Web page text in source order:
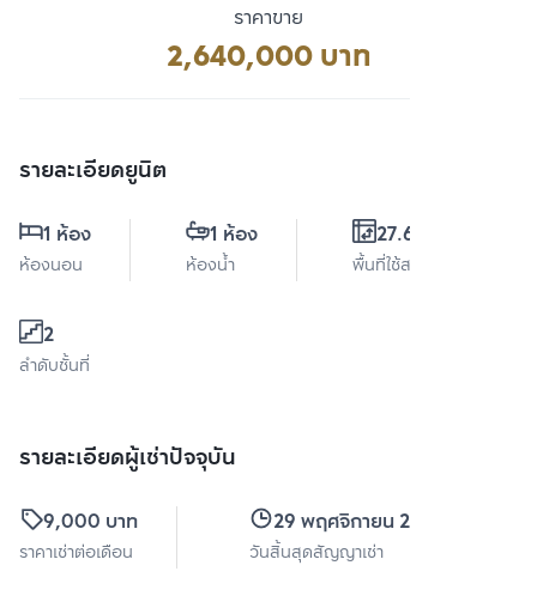
ราคาขาย
2,640,000 บาท
รายละเอียดยูนิต
1 ห้อง
ห้องนอน
1 ห้อง
ห้องน้ำ
27.63 ตร.ม.
พื้นที่ใช้สอย
2
ลำดับชั้นที่
รายละเอียดผู้เช่าปัจจุบัน
9,000 บาท
ราคาเช่าต่อเดือน
29 พฤศจิกายน 2569
วันสิ้นสุดสัญญาเช่า